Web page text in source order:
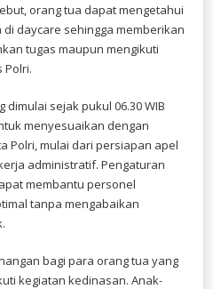
orang tua dapat mengetahui
daycare sehingga memberikan
tugas maupun mengikuti
Polri.
sejak pukul 06.30 WIB
menyesuaikan dengan
Polri, mulai dari persiapan apel
administratif. Pengaturan
membantu personel
tanpa mengabaikan
bagi para orang tua yang
kegiatan kedinasan. Anak-